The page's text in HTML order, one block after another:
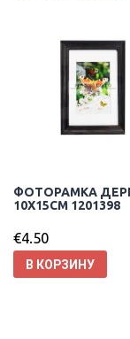
ФОТОРАМКА
10X15CM 1201398
€4.50
В КОРЗИНУ